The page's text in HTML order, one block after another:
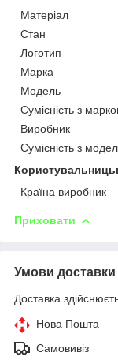
Матеріал
Стан
Логотип
Марка
Модель
Сумісність з
Виробник
Сумісність з
Країна виробник
Приховати
Умови доставки
Доставка
Нова Пошта
Самовивіз